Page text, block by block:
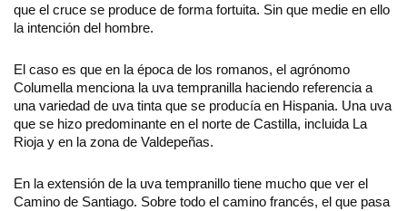
que el cruce se produce de forma fortuita. Sin que medie en ello
la intención del hombre.
El caso es que en la época de los romanos, el agrónomo
Columella menciona la uva tempranilla haciendo referencia a
una variedad de uva tinta que se producía en Hispania. Una uva
que se hizo predominante en el norte de Castilla, incluida La
Rioja y en la zona de Valdepeñas.
En la extensión de la uva tempranillo tiene mucho que ver el
Camino de Santiago. Sobre todo el camino francés, el que pasa